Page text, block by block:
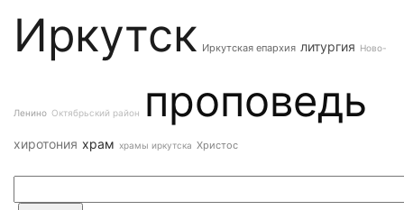
Иркутск Иркутская епархия литургия Ново-
Ленино Октябрьский район проповедь
хиротония храм храмы иркутска Христос